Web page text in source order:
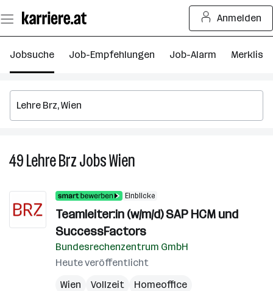
Seiteninhalt
springen
Anmelden
Jobsuche Job-Empfehlungen Job-Alarm Merkliste
49Lehre BrzJobsWien
Jobs
in
Wien
Einblicke
Teamleiter:in (w/m/d) SAP HCM und
SuccessFactors
Bundesrechenzentrum GmbH
Heute veröffentlicht
Wien
Vollzeit
Homeoffice